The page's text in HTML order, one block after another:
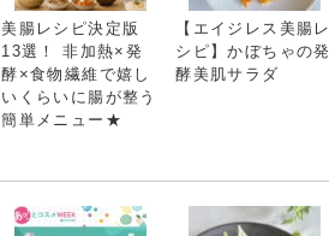
美腸レシピ決定版
13選！ 非加熱×発
酵×食物繊維で嬉し
いくらいに腸が整う
簡単メニュー★
【エイジレス美腸レ
シピ】かぼちゃの発
酵美肌サラダ